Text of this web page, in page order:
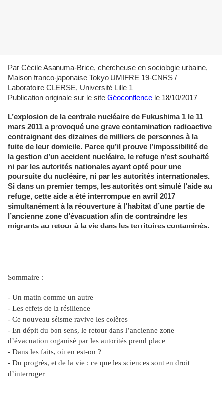
Par Cécile Asanuma-Brice, chercheuse en sociologie urbaine,
Maison franco-japonaise Tokyo UMIFRE 19-CNRS /
Laboratoire CLERSE, Université Lille 1
Publication originale sur le site Géoconflence le 18/10/2017
L’explosion de la centrale nucléaire de Fukushima 1 le 11
mars 2011 a provoqué une grave contamination radioactive
contraignant des dizaines de milliers de personnes à la
fuite de leur domicile. Parce qu’il prouve l’impossibilité de
la gestion d’un accident nucléaire, le refuge n’est souhaité
ni par les autorités nationales ayant opté pour une
poursuite du nucléaire, ni par les autorités internationales.
Si dans un premier temps, les autorités ont simulé l’aide au
refuge, cette aide a été interrompue en avril 2017
simultanément à la réouverture à l’habitat d’une partie de
l’ancienne zone d’évacuation afin de contraindre les
migrants au retour à la vie dans les territoires contaminés.
Sommaire :
- Un matin comme un autre
- Les effets de la résilience
- Ce nouveau séisme ravive les colères
- En dépit du bon sens, le retour dans l’ancienne zone
d’évacuation organisé par les autorités prend place
- Dans les faits, où en est-on ?
- Du progrès, et de la vie : ce que les sciences sont en droit
d’interroger